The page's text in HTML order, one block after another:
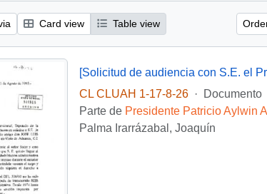
Card view Table view
CL CLUAH 1-17-8-26
· Documento
Parte de Presidente Patricio Aylwin
Palma Irarrázabal, Joaquín